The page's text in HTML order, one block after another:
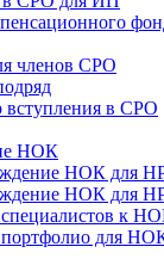
членов СРО
вступления в СРО
НОК
НОК для
НОК для
к
портфолио для